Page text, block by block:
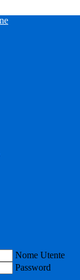
Nome Utente
Password